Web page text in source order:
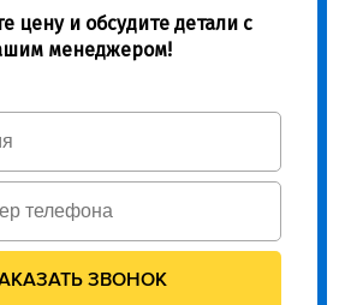
цену и обсудите детали с
менеджером!